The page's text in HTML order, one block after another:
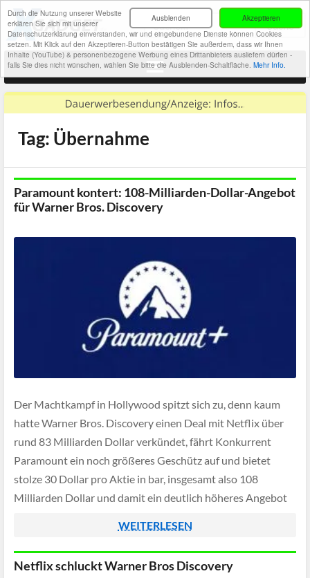
Akzeptieren
Ausblenden
Durch die Nutzung unserer Website
erklären Sie sich mit unserer
Datenschutzerklärung einverstanden, wir und eingebundene Dienste können Cookies
setzen. Mit Klick auf den Akzeptieren-Button bestätigen Sie außerdem, dass wir Ihnen
Inhalte (YouTube) & personenbezogene Werbung eines Drittanbieters ausliefern dürfen -
falls Sie dies nicht wünschen, wählen Sie bitte die Ausblenden-Schaltfläche. Mehr Info.
Tag: Übernahme
Paramount kontert: 108-Milliarden-Dollar-Angebot
für Warner Bros. Discovery
Der Machtkampf in Hollywood spitzt sich zu, denn kaum
hatte Warner Bros. Discovery einen Deal mit Netflix über
rund 83 Milliarden Dollar verkündet, fährt Konkurrent
Paramount ein noch größeres Geschütz auf und bietet
stolze 30 Dollar pro Aktie in bar, insgesamt also 108
Milliarden Dollar und damit ein deutlich höheres Angebot
WEITERLESEN
Netflix schluckt Warner Bros Discovery